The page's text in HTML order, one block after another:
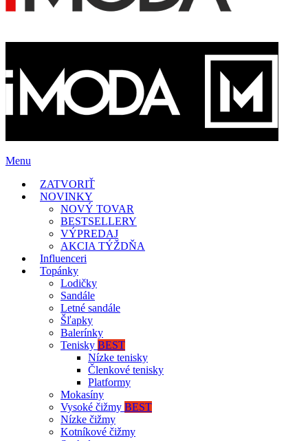
Menu
ZATVORIŤ
NOVINKY
NOVÝ TOVAR
BESTSELLERY
VÝPREDAJ
AKCIA TÝŽDŇA
Influenceri
Topánky
Lodičky
Sandále
Letné sandále
Šľapky
Balerínky
Tenisky BEST
Nízke tenisky
Členkové tenisky
Platformy
Mokasíny
Vysoké čižmy BEST
Nízke čižmy
Kotníkové čižmy